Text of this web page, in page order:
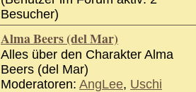
Besucher)
Alma Beers (del Mar)
Alles über den Charakter Alma
Beers (del Mar)
Moderatoren: AngLee, Uschi